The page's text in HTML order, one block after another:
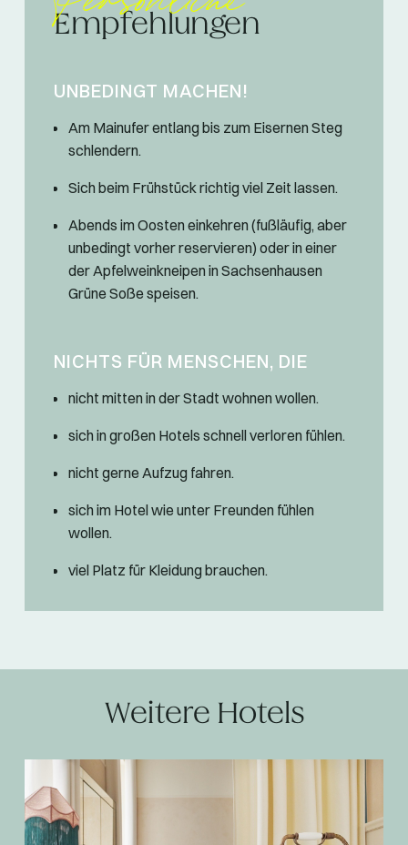
Empfehlungen
UNBEDINGT MACHEN!
Am Mainufer entlang bis zum Eisernen Steg
schlendern.
Sich beim Frühstück richtig viel Zeit lassen.
Abends im Oosten einkehren (fußläufig, aber
unbedingt vorher reservieren) oder in einer
der Apfelweinkneipen in Sachsenhausen
Grüne Soße speisen.
NICHTS FÜR MENSCHEN, DIE
nicht mitten in der Stadt wohnen wollen.
sich in großen Hotels schnell verloren fühlen.
nicht gerne Aufzug fahren.
sich im Hotel wie unter Freunden fühlen
wollen.
viel Platz für Kleidung brauchen.
Weitere Hotels